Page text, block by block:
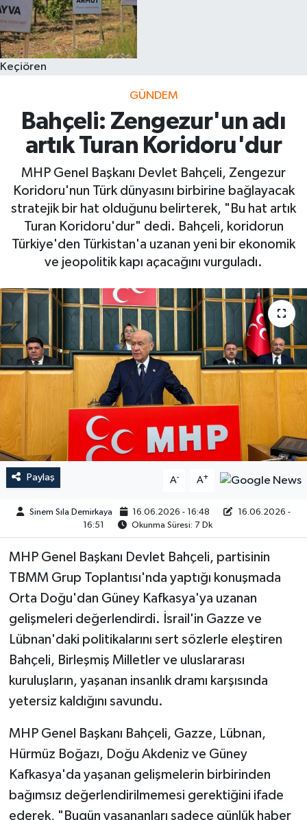
Keçiören
GÜNDEM
Bahçeli: Zengezur'un adı
artık Turan Koridoru'dur
MHP Genel Başkanı Devlet Bahçeli, Zengezur
Koridoru'nun Türk dünyasını birbirine bağlayacak
stratejik bir hat olduğunu belirterek, "Bu hat artık
Turan Koridoru'dur" dedi. Bahçeli, koridorun
Türkiye'den Türkistan'a uzanan yeni bir ekonomik
ve jeopolitik kapı açacağını vurguladı.
Paylaş A- A+
Sinem Sıla Demirkaya 16.06.2026 - 16:48
16.06.2026 -
16:51
Okunma Süresi: 7 Dk
MHP Genel Başkanı Devlet Bahçeli, partisinin
TBMM Grup Toplantısı'nda yaptığı konuşmada
Orta Doğu'dan Güney Kafkasya'ya uzanan
gelişmeleri değerlendirdi. İsrail'in Gazze ve
Lübnan'daki politikalarını sert sözlerle eleştiren
Bahçeli, Birleşmiş Milletler ve uluslararası
kuruluşların, yaşanan insanlık dramı karşısında
yetersiz kaldığını savundu.
MHP Genel Başkanı Bahçeli, Gazze, Lübnan,
Hürmüz Boğazı, Doğu Akdeniz ve Güney
Kafkasya'da yaşanan gelişmelerin birbirinden
bağımsız değerlendirilmemesi gerektiğini ifade
ederek, "Bugün yaşananları sadece günlük haber